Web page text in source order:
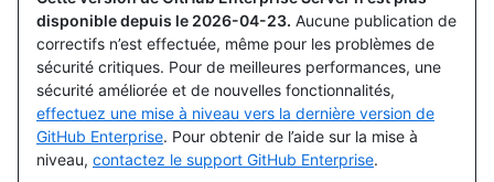
disponible depuis le 2026-04-23. Aucune publication de
correctifs n’est effectuée, même pour les problèmes de
sécurité critiques. Pour de meilleures performances, une
sécurité améliorée et de nouvelles fonctionnalités,
effectuez une mise à niveau vers la dernière version de
GitHub Enterprise. Pour obtenir de l’aide sur la mise à
niveau, contactez le support GitHub Enterprise.